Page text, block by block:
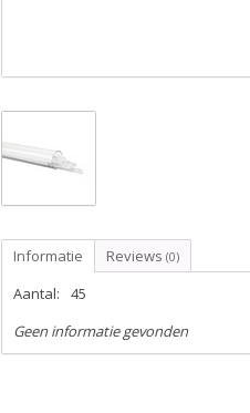
Informatie Reviews (0)
Aantal:
45
Geen informatie gevonden